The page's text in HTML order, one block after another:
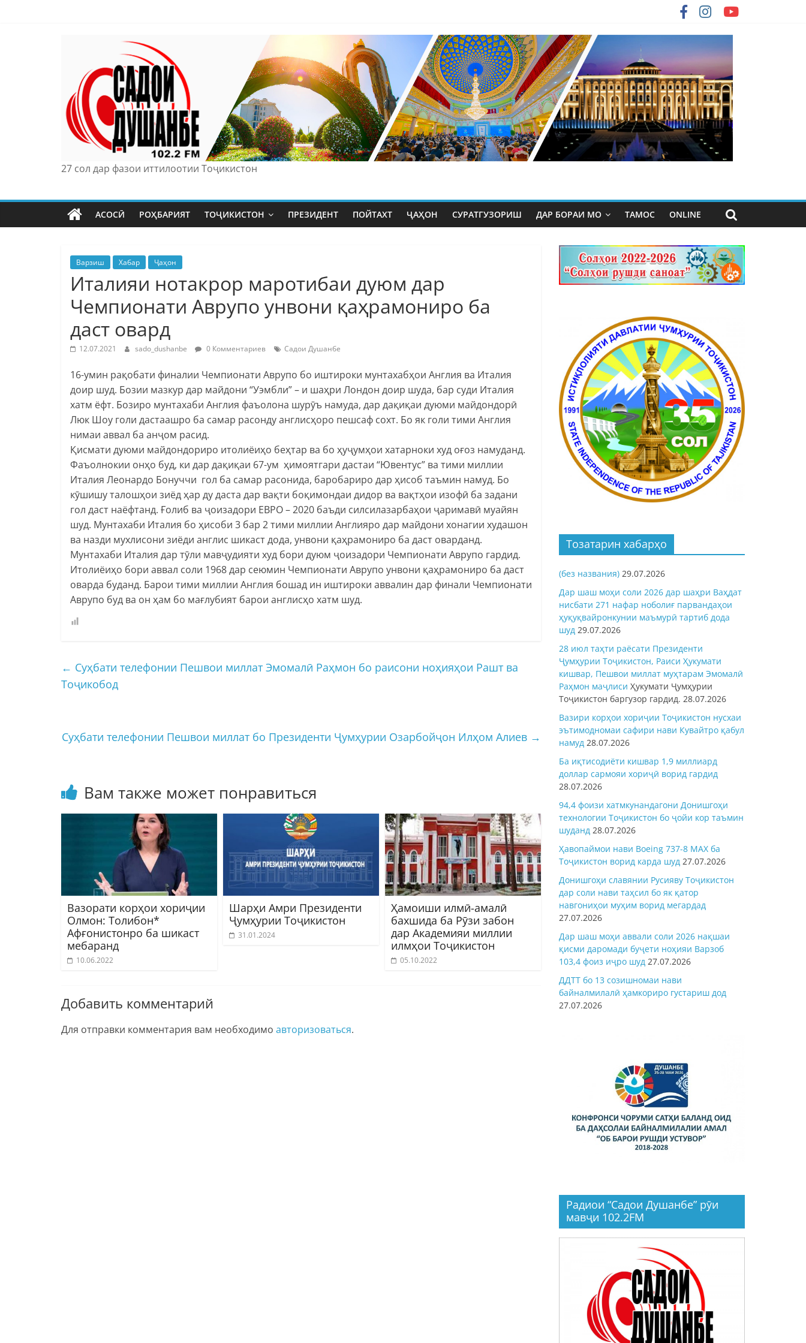
27 сол дар фазои иттилоотии Тоҷикистон
АСОСӢ РОҲБАРИЯТ ТОҶИКИСТОН ПРЕЗИДЕНТ ПОЙТАХТ ҶАҲОН СУРАТГУЗОРИШ ДАР БОРАИ МО ТАМОС ONLINE
Варзиш Хабар Ҷаҳон
Италияи нотакрор маротибаи дуюм дар
Чемпионати Аврупо унвони қаҳрамониро ба
даст овард
12.07.2021 sado_dushanbe 0 Комментариев Садои Душанбе
16-умин рақобати финалии Чемпионати Аврупо бо иштироки мунтахабҳои Англия ва Италия
доир шуд. Бозии мазкур дар майдони “Уэмбли” – и шаҳри Лондон доир шуда, бар суди Италия
хатм ёфт. Бозиро мунтахаби Англия фаъолона шурӯъ намуда, дар дақиқаи дуюми майдондорӣ
Люк Шоу голи дастаашро ба самар расонду англисҳоро пешсаф сохт. Бо як голи тими Англия
нимаи аввал ба анҷом расид.
Қисмати дуюми майдондориро итолиёиҳо беҳтар ва бо ҳуҷумҳои хатарноки худ оғоз намуданд.
Фаъолнокии онҳо буд, ки дар дақиқаи 67-ум ҳимоятгари дастаи “Ювентус” ва тими миллии
Италия Леонардо Бонуччи гол ба самар расонида, баробариро дар ҳисоб таъмин намуд. Бо
кӯшишу талошҳои зиёд ҳар ду даста дар вақти боқимондаи дидор ва вақтҳои изофӣ ба задани
гол даст наёфтанд. Ғолиб ва ҷоизадори ЕВРО – 2020 баъди силсилазарбаҳои ҷаримавӣ муайян
шуд. Мунтахаби Италия бо ҳисоби 3 бар 2 тими миллии Англияро дар майдони хонагии худашон
ва назди мухлисони зиёди англис шикаст дода, унвони қаҳрамониро ба даст оварданд.
Мунтахаби Италия дар тӯли мавҷудияти худ бори дуюм ҷоизадори Чемпионати Аврупо гардид.
Итолиёиҳо бори аввал соли 1968 дар сеюмин Чемпионати Аврупо унвони қаҳрамониро ба даст
оварда буданд. Барои тими миллии Англия бошад ин иштироки аввалин дар финали Чемпионати
Аврупо буд ва он ҳам бо мағлубият барои англисҳо хатм шуд.
← Суҳбати телефонии Пешвои миллат Эмомалӣ Раҳмон бо раисони ноҳияҳои Рашт ва
Тоҷикобод
Суҳбати телефонии Пешвои миллат бо Президенти Ҷумҳурии Озарбойҷон Илҳом Алиев →
Вам также может понравиться
Вазорати корҳои хориҷии
Олмон: Толибон*
Афғонистонро ба шикаст
мебаранд
10.06.2022
Шарҳи Амри Президенти
Ҷумҳурии Тоҷикистон
31.01.2024
Ҳамоиши илмӣ-амалӣ
бахшида ба Рӯзи забон
дар Академияи миллии
илмҳои Тоҷикистон
05.10.2022
Добавить комментарий
Для отправки комментария вам необходимо авторизоваться.
Тозатарин хабарҳо
(без названия) 29.07.2026
Дар шаш моҳи соли 2026 дар шаҳри Ваҳдат
нисбати 271 нафар ноболиғ парвандаҳои
ҳуқуқвайронкунии маъмурӣ тартиб дода
шуд 29.07.2026
28 июл таҳти раёсати Президенти
Ҷумҳурии Тоҷикистон, Раиси Ҳукумати
кишвар, Пешвои миллат муҳтарам Эмомалӣ
Раҳмон маҷлиси Ҳукумати Ҷумҳурии
Тоҷикистон баргузор гардид. 28.07.2026
Вазири корҳои хориҷии Тоҷикистон нусхаи
эътимодномаи сафири нави Кувайтро қабул
намуд 28.07.2026
Ба иқтисодиёти кишвар 1,9 миллиард
доллар сармояи хориҷӣ ворид гардид
28.07.2026
94,4 фоизи хатмкунандагони Донишгоҳи
технологии Тоҷикистон бо ҷойи кор таъмин
шуданд 28.07.2026
Ҳавопаймои нави Boeing 737-8 MAX ба
Тоҷикистон ворид карда шуд 27.07.2026
Донишгоҳи славянии Русияву Тоҷикистон
дар соли нави таҳсил бо як қатор
навгониҳои муҳим ворид мегардад
27.07.2026
Дар шаш моҳи аввали соли 2026 нақшаи
қисми даромади буҷети ноҳияи Варзоб
103,4 фоиз иҷро шуд 27.07.2026
ДДТТ бо 13 созишномаи нави
байналмилалӣ ҳамкориро густариш дод
27.07.2026
Радиои “Садои Душанбе” рӯи
мавҷи 102.2FM